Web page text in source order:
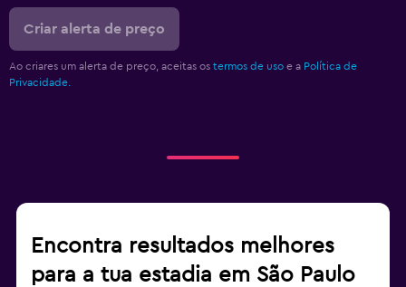
Criar alerta de preço
Ao criares um alerta de preço, aceitas os termos de uso e a Política de
Privacidade.
Encontra resultados melhores
para a tua estadia em São Paulo